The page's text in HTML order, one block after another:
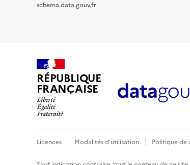
schema.data.gouv.fr
RÉPUBLIQUE
FRANÇAISE
Licences Modalités d'utilisation Politique